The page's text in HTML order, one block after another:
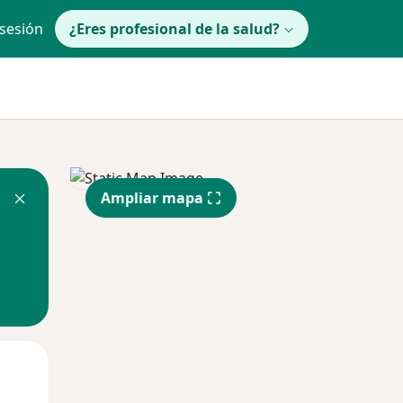
¿Eres profesional de la salud?
Ampliar mapa